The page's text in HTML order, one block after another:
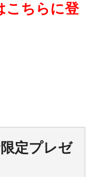
こちらに登
定プレゼ